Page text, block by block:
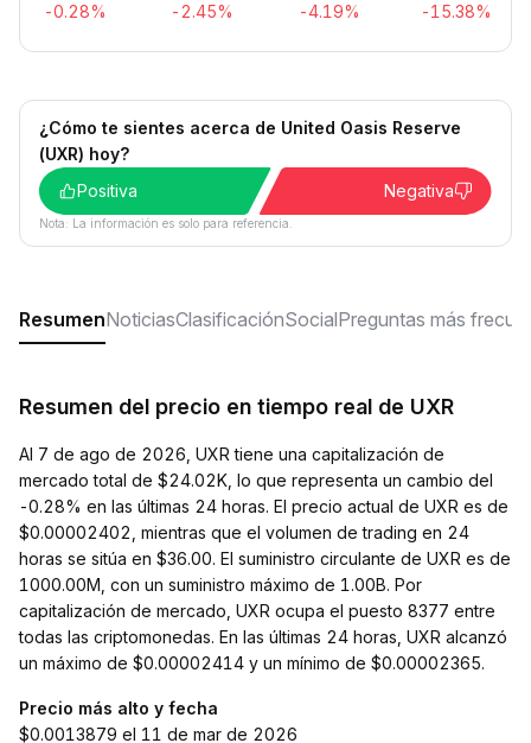
-0.28% -2.45% -4.19% -15.38%
¿Cómo te sientes acerca de United Oasis Reserve
(UXR) hoy?
Positiva
Negativa
Nota: La información es solo para referencia.
ResumenNoticiasClasificaciónSocialPreguntas más
Resumen del precio en tiempo real de UXR
Al 7 de ago de 2026, UXR tiene una capitalización de
mercado total de $24.02K, lo que representa un cambio del
-0.28% en las últimas 24 horas. El precio actual de UXR es de
$0.00002402, mientras que el volumen de trading en 24
horas se sitúa en $36.00. El suministro circulante de UXR es de
1000.00M, con un suministro máximo de 1.00B. Por
capitalización de mercado, UXR ocupa el puesto 8377 entre
todas las criptomonedas. En las últimas 24 horas, UXR alcanzó
un máximo de $0.00002414 y un mínimo de $0.00002365.
Precio más alto y fecha
$0.0013879 el 11 de mar de 2026